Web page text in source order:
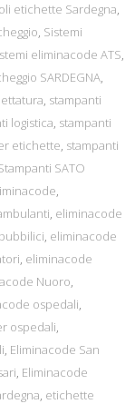
etichette Sardegna,
, Sistemi
eliminacode ATS,
SARDEGNA,
, stampanti
logistica, stampanti
etichette, stampanti
SATO
,
, eliminacode
, eliminacode
, eliminacode
Nuoro,
ospedali,
ospedali,
, Eliminacode San
, Eliminacode
, etichette